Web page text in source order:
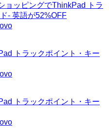
ョッピングでThinkPad トラ
- 英語が52%OFF
トラックポイント・キー
トラックポイント・キー